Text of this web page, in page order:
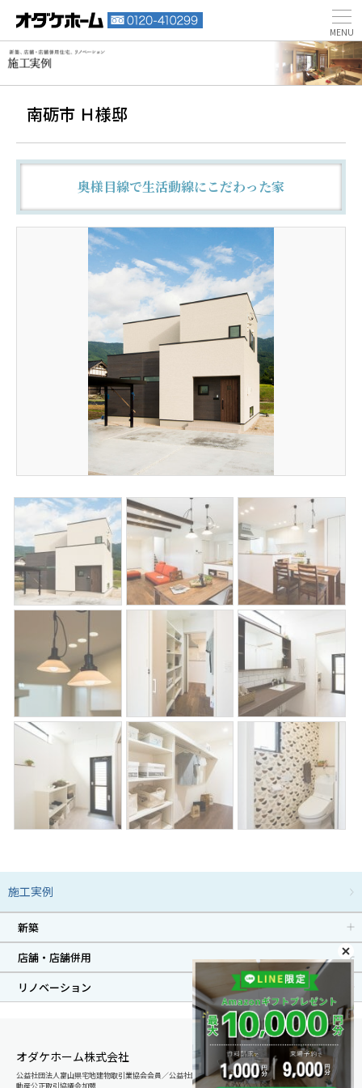
南砺市 Ｈ様邸
奥様目線で生活動線にこだわった家
施工実例
新築
店舗・店舗併用
リノベーション
オダケホーム株式会社
公益社団法人富山県宅地建物取引業協会会員／公益社団法人石川県宅地建物取引業協会会員／北陸不